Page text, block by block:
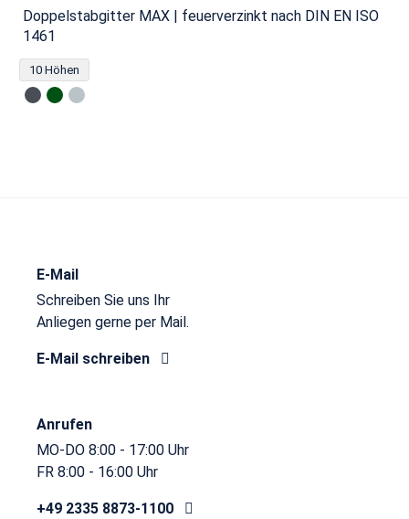
Doppelstabgitter MAX | feuerverzinkt nach DIN EN ISO
1461
10 Höhen
E-Mail
Schreiben Sie uns Ihr
Anliegen gerne per Mail.
E-Mail schreiben
Anrufen
MO-DO 8:00 - 17:00 Uhr
FR 8:00 - 16:00 Uhr
+49 2335 8873-1100